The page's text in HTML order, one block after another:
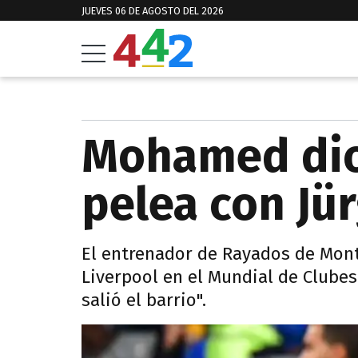
JUEVES 06 DE AGOSTO DEL 2026
Mohamed
pelea con
El entrenador de Rayados de
Liverpool en el Mundial de
salió el barrio".